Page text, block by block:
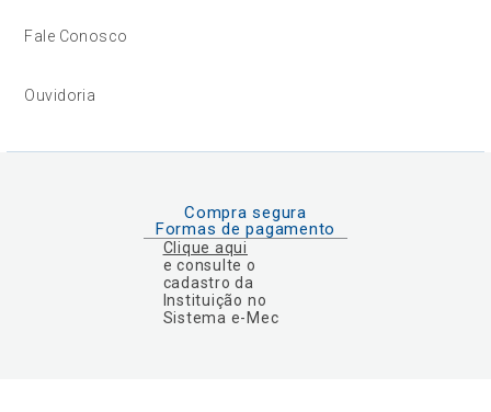
Fale Conosco
Ouvidoria
Compra segura
Formas de pagamento
Clique aqui
e consulte o
cadastro da
Instituição no
Sistema e-Mec